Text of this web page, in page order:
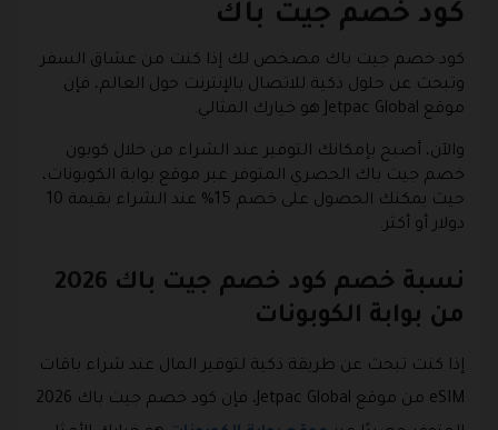
كود خصم جيت باك
كود خصم جيت باك مصخص لك إذا كنت من عشاق السفر
وتبحث عن حلول ذكية للاتصال بالإنترنت حول العالم، فإن
موقع Jetpac Global
هو خيارك المثالي.
والآن، أصبح بإمكانك التوفير عند الشراء من خلال كوبون
خصم جيت باك الحصري المتوفر عبر موقع بوابة الكوبونات،
حيث يمكنك الحصول على خصم 15% عند الشراء بقيمة 10
دولار أو أكثر.
نسبة خصم كود خصم جيت باك 2026
من بوابة الكوبونات
إذا كنت تبحث عن طريقة ذكية لتوفير المال عند شراء باقات
eSIM من موقع Jetpac Global، فإن كود خصم جيت باك 2026